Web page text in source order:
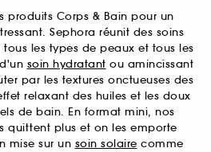
produits Corps & Bain pour un
Sephora réunit des soins
les types de peaux et tous les
soin hydratant ou amincissant
par les textures onctueuses des
relaxant des huiles et les doux
de bain. En format mini, nos
quittent plus et on les emporte
mise sur un soin solaire comme